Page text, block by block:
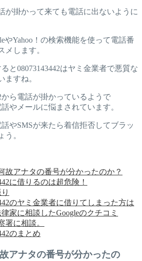
が掛かって来ても電話に出ないように
やYahoo！の検索機能を使って電話番
メします。
と08073143442はヤミ金業者で悪質な
ますね。
から電話が掛かっているようで
やメールに悩まされています。
話やSMSが来たら着信拒否してブラッ
う。
故アナタの番号が分かったのか？
に借りるのは超危険！
のヤミ金業者に借りてしまった方は
家に相談したGoogleのクチコミ
署に相談。
のまとめ
アナタの番号が分かったの